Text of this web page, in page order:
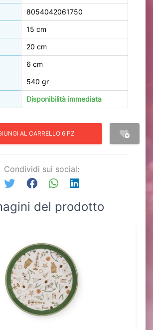
8054042061750
15 cm
20 cm
6 cm
540 gr
Disponibilità immediata
AL CARRELLO 6 PZ
Condividi sui social:
del prodotto